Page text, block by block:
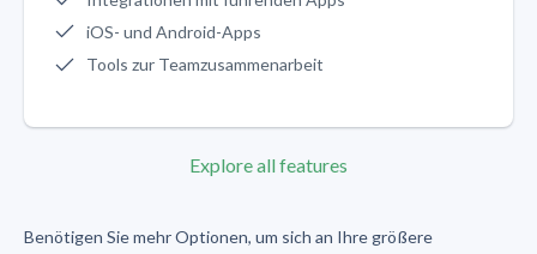
iOS- und Android-Apps
Tools zur Teamzusammenarbeit
Explore all features
Benötigen Sie mehr Optionen, um sich an Ihre größere